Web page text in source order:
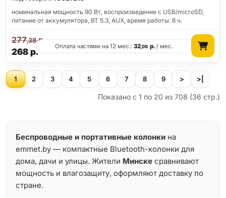
номинальная мощность 90 Вт, воспроизведение с USB/microSD,
питание от аккумулятора, BT 5.3, AUX, время работы: 8 ч.
268р.
277,38р.
Оплата частями на 12 мес.:32,09 р./ мес.
1 2 3 4 5 6 7 8 9 > >|
Показано с 1 по 20 из 708 (36 стр.)
Беспроводные и портативные колонки на
emmet.by — компактные Bluetooth-колонки для
дома, дачи и улицы. Жители Минске сравнивают
мощность и влагозащиту, оформляют доставку по
стране.